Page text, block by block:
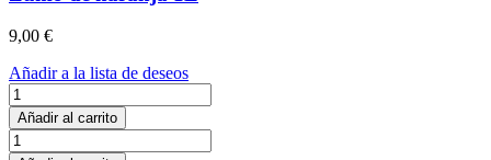
9,00 €
Añadir a la lista de deseos
Zumo
de
naranja
1L
Añadir al carrito
Zumo